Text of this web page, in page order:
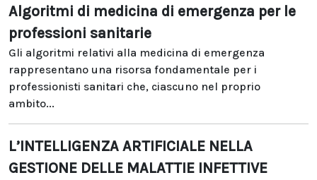
Algoritmi di medicina di emergenza per le
professioni sanitarie
Gli algoritmi relativi alla medicina di emergenza
rappresentano una risorsa fondamentale per i
professionisti sanitari che, ciascuno nel proprio
ambito...
L’INTELLIGENZA ARTIFICIALE NELLA
GESTIONE DELLE MALATTIE INFETTIVE